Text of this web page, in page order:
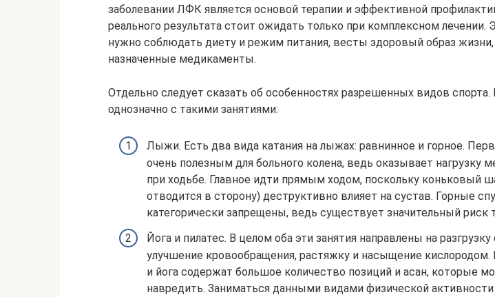
заболевании ЛФК является основой терапии и эффективной
реального результата стоит ожидать только при комплексном лечении.
нужно соблюдать диету и режим питания, весты здоровый образ
назначенные медикаменты.
Отдельно следует сказать об особенностях разрешенных видов спорта.
однозначно с такими занятиями:
Лыжи. Есть два вида катания на лыжах: равнинное и горное.
очень полезным для больного колена, ведь оказывает нагрузку
при ходьбе. Главное идти прямым ходом, поскольку коньковый
отводится в сторону) деструктивно влияет на сустав. Горные
категорически запрещены, ведь существует значительный риск
Йога и пилатес. В целом оба эти занятия направлены на разгрузку
улучшение кровообращения, растяжку и насыщение кислородом.
и йога содержат большое количество позиций и асан, которые
навредить. Заниматься данными видами физической